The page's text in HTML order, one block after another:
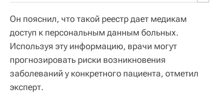
Он пояснил, что такой реестр дает медикам
доступ к персональным данным больных.
Используя эту информацию, врачи могут
прогнозировать риски возникновения
заболеваний у конкретного пациента, отметил
эксперт.